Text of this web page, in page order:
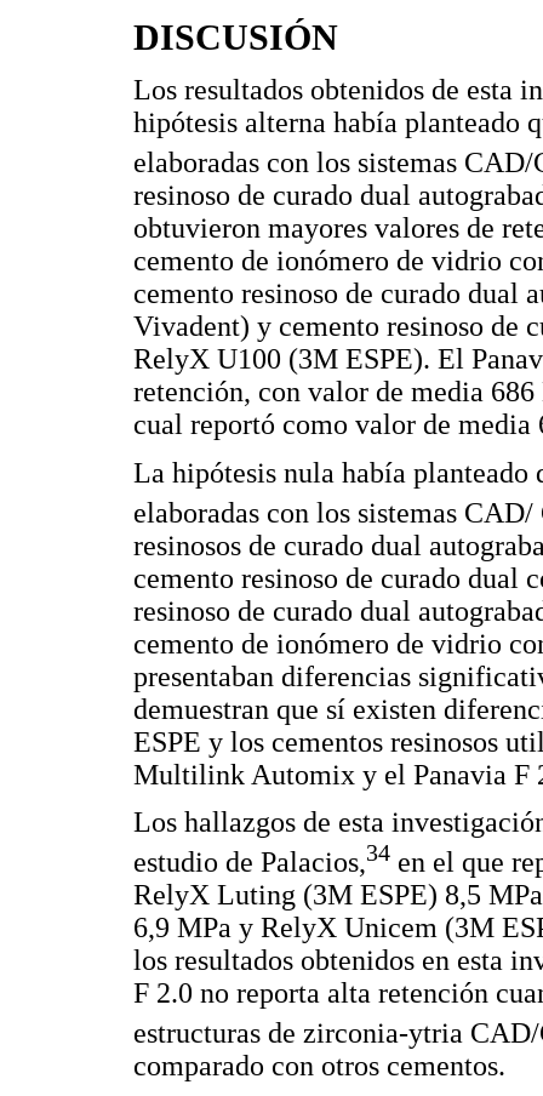
DISCUSIÓN
Los resultados obtenidos de esta
hipótesis alterna había planteado
elaboradas con los sistemas
resinoso de curado dual
obtuvieron mayores valores de
cemento de ionómero de vidrio
cemento resinoso de curado
Vivadent) y cemento resinoso de
RelyX U100 (3M ESPE). El
retención, con valor de media
cual reportó como valor de media
La hipótesis nula había
elaboradas con los sistemas
resinosos de curado dual
cemento resinoso de curado dual
resinoso de curado dual
cemento de ionómero de vidrio
presentaban diferencias
demuestran que sí existen
ESPE y los cementos resinosos
Multilink Automix y el Panavia F
Los hallazgos de esta
estudio de Palacios,34 en el que
RelyX Luting (3M ESPE) 8,5
6,9 MPa y RelyX Unicem (3M
los resultados obtenidos en esta
F 2.0 no reporta alta retención
estructuras de zirconia-ytria
comparado con otros cementos.